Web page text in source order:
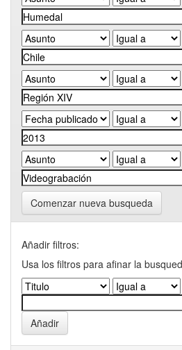
Comenzar nueva busqueda
Añadir filtros:
Usa los filtros para afinar la